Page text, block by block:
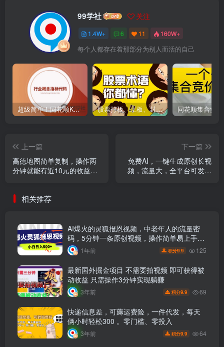
99学社 关注
1.4W+ 6 11 160W+
每个人都存在着那部分为别人而活的自己
超级简单！同花顺K线界面显示行业概念指标代码图解 股票打板、上板、封板、翘板、炸板是什么意思？炒股你必须懂的暗语！
上一篇
高德地图简单复制，操作两
分钟就能有近10元的收益，
下一篇
免费AI，一键生成原创长视
频，流量大，全平台可发单
相关推荐
AI爆火的灵狐报恩视频，中老年人的流量密
码，5分钟一条原创视频，操作简单易上手，
日入500+
1年前 积分9.9 125
最新国外掘金项目 不需要拍视频 即可获得被
动收益 只需操作3分钟实现躺赚
3年前 积分9.9 69
快递信息差，可薅运费险，一件代发，每天
俩小时轻松300 。零门槛、零投入
3年前 积分9.9 64